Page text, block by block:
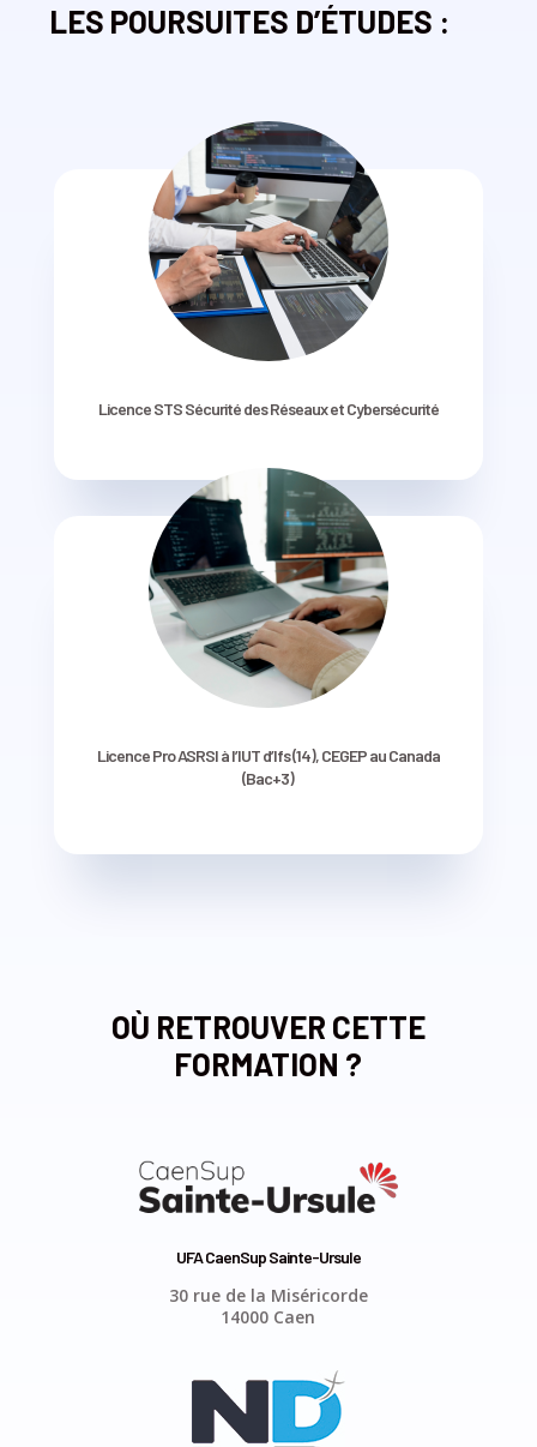
LES POURSUITES D’ÉTUDES :
Licence STS Sécurité des Réseaux et Cybersécurité
Licence Pro ASRSI à l’IUT d’Ifs (14), CEGEP au Canada
(Bac+3)
OÙ RETROUVER CETTE
FORMATION ?
UFA CaenSup Sainte-Ursule
30 rue de la Miséricorde
14000 Caen